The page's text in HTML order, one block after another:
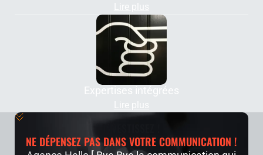
Lire plus
Expertises intégrées
Lire plus
NE DÉPENSEZ PAS DANS VOTRE COMMUNICATION !